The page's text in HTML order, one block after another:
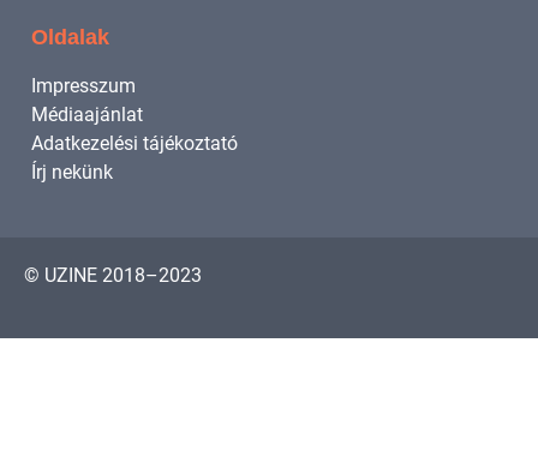
Oldalak
Impresszum
Médiaajánlat
Adatkezelési tájékoztató
Írj nekünk
© UZINE 2018–2023